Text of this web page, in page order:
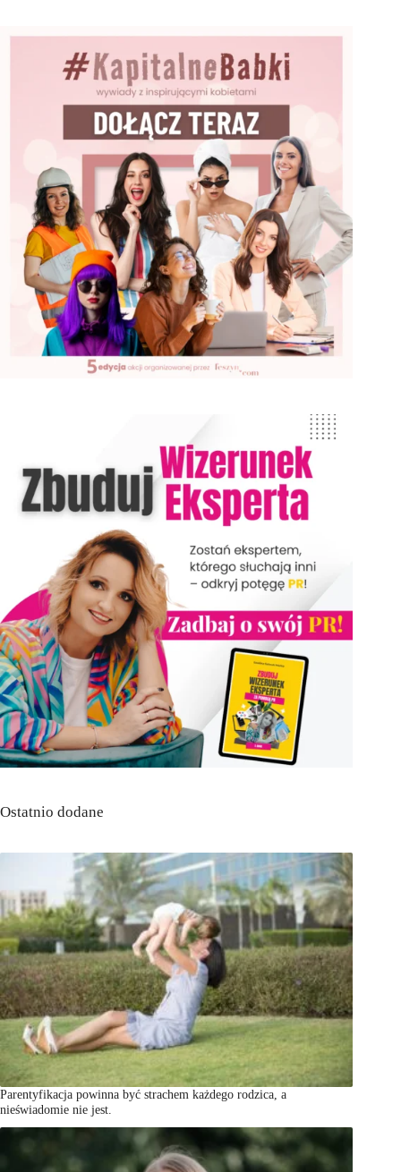
Ostatnio dodane
Parentyfikacja powinna być strachem każdego rodzica, a
nieświadomie nie jest.